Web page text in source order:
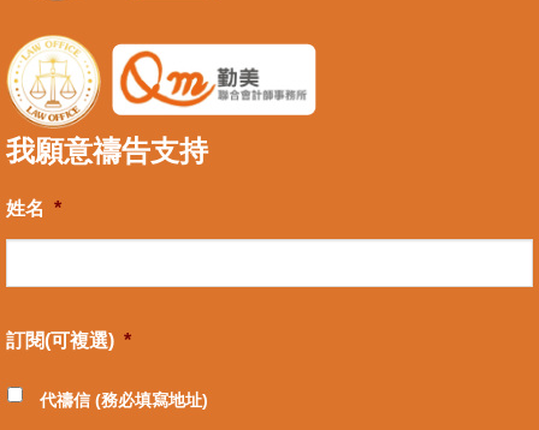
我願意禱告支持
姓名 *
訂閱(可複選) *
代禱信 (務必填寫地址)